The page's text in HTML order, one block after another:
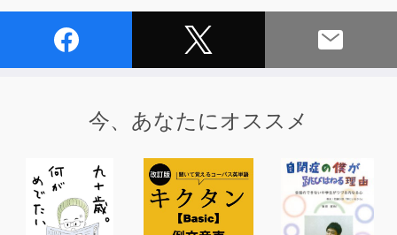
今、あなたにオススメ